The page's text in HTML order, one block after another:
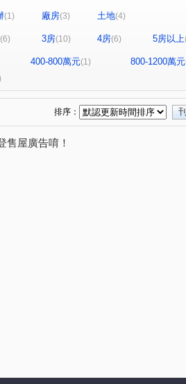
花園-金城舞5 (1) 樹山丘 (1)
大樓 中央星鑽 (1) 合康新世紀(1)
村 射麻裡段(1) 五工二路(1) 民
莊園街(1) 稻香路(1) 市政南一路(1)
福美街 (2) 漢口街(1) 化成路
東路二段(1) 新莊路(1) 西安路二段(1)
(1) 水碓五路
(1) 廠房(3) 土地(4)
(6) 3房(10) 4房(6) 5房以上
400-800萬元(1) 800-1200萬元
排序：
售屋廣告唷！